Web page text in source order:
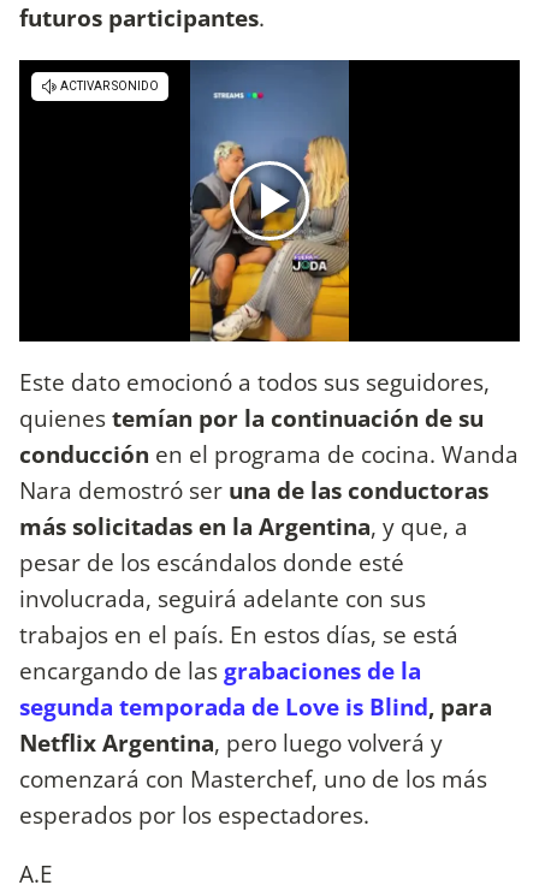
futuros participantes.
Este dato emocionó a todos sus seguidores,
quienestemían por la continuación de su
conducción en el programa de cocina. Wanda
Nara demostró ser una de las conductoras
más solicitadas en la Argentina, y que, a
pesar de los escándalos donde esté
involucrada, seguirá adelante con sus
trabajos en el país. En estos días, se está
encargando de lasgrabaciones de la
segunda temporada de Love is Blind, para
Netflix Argentina, pero luego volverá y
comenzará con Masterchef, uno de los más
esperados por los espectadores.
A.E